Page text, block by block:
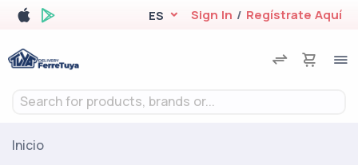
ES Sign In / Regístrate Aquí
Search for products, brands or...
Inicio